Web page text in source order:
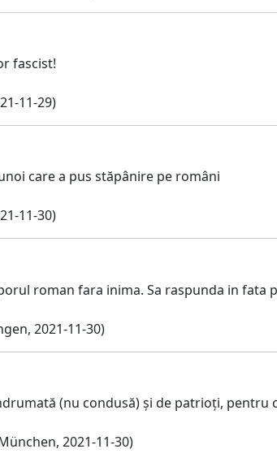
fascist!
11-29)
care a pus stăpânire pe români
11-30)
roman fara inima. Sa raspunda in
2021-11-30)
(nu condusă) și de patrioți,
2021-11-30)